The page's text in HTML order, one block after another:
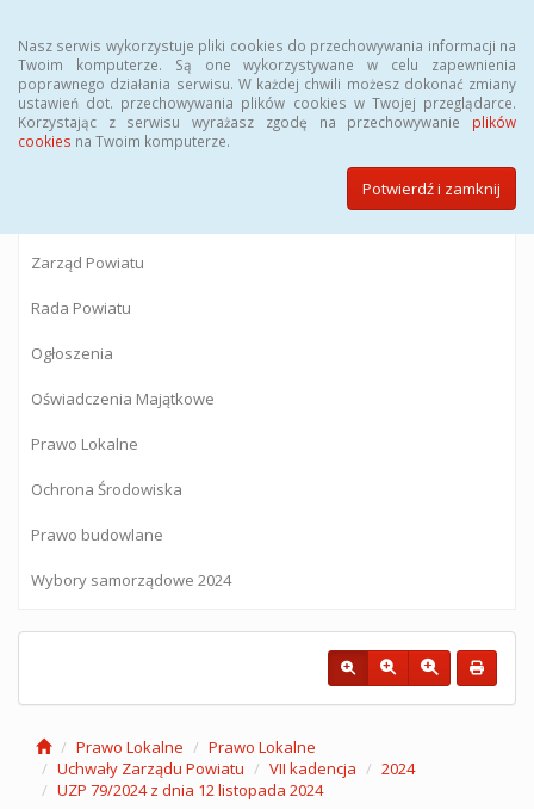
Nasz serwis wykorzystuje pliki cookies do przechowywania informacji na
Twoim komputerze. Są one wykorzystywane w celu zapewnienia
poprawnego działania serwisu. W każdej chwili możesz dokonać zmiany
ustawień dot. przechowywania plików cookies w Twojej przeglądarce.
Korzystając z serwisu wyrażasz zgodę na przechowywanie plików
cookies na Twoim komputerze.
Potwierdź i zamknij
BIULETYN INFORMACJI PUBLICZNEJ
Starostwa Powiatowego w Gostyninie
Zarząd Powiatu
Rada Powiatu
Ogłoszenia
Oświadczenia Majątkowe
Prawo Lokalne
Ochrona Środowiska
Prawo budowlane
Wybory samorządowe 2024
Prawo Lokalne
Prawo Lokalne
Uchwały Zarządu Powiatu
VII kadencja
2024
UZP 79/2024 z dnia 12 listopada 2024